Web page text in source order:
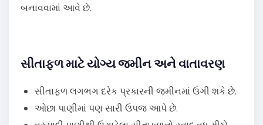
બનાવવામાં આવે છે.
સીતાફળ માટે યોગ્ય જમીન અને વાતાવરણ
સીતાફળ લગભગ દરેક પ્રકારની જમીનમાં ઉગી શકે છે.
ઓછા પાણીમાં પણ સારી ઉપજ આપે છે.